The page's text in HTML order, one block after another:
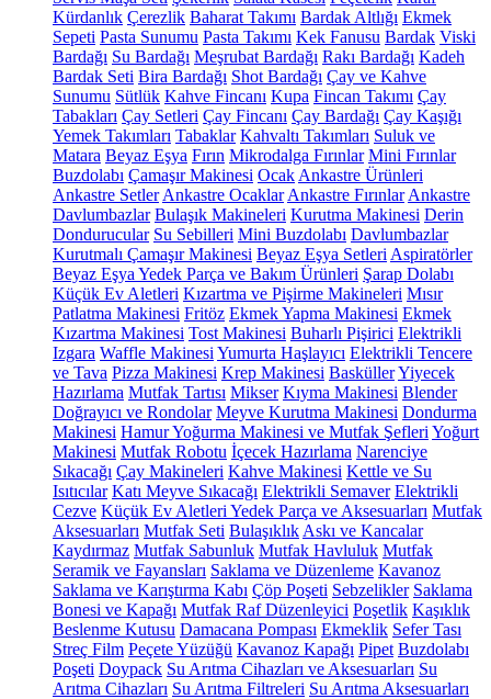
Kürdanlık Çerezlik Baharat Takımı Bardak Altlığı Ekmek
Sepeti Pasta Sunumu Pasta Takımı Kek Fanusu Bardak Viski
Bardağı Su Bardağı Meşrubat Bardağı Rakı Bardağı Kadeh
Bardak Seti Bira Bardağı Shot Bardağı Çay ve Kahve
Sunumu Sütlük Kahve Fincanı Kupa Fincan Takımı Çay
Tabakları Çay Setleri Çay Fincanı Çay Bardağı Çay Kaşığı
Yemek Takımları Tabaklar Kahvaltı Takımları Suluk ve
Matara Beyaz Eşya Fırın Mikrodalga Fırınlar Mini Fırınlar
Buzdolabı Çamaşır Makinesi Ocak Ankastre Ürünleri
Ankastre Setler Ankastre Ocaklar Ankastre Fırınlar Ankastre
Davlumbazlar Bulaşık Makineleri Kurutma Makinesi Derin
Dondurucular Su Sebilleri Mini Buzdolabı Davlumbazlar
Kurutmalı Çamaşır Makinesi Beyaz Eşya Setleri Aspiratörler
Beyaz Eşya Yedek Parça ve Bakım Ürünleri Şarap Dolabı
Küçük Ev Aletleri Kızartma ve Pişirme Makineleri Mısır
Patlatma Makinesi Fritöz Ekmek Yapma Makinesi Ekmek
Kızartma Makinesi Tost Makinesi Buharlı Pişirici Elektrikli
Izgara Waffle Makinesi Yumurta Haşlayıcı Elektrikli Tencere
ve Tava Pizza Makinesi Krep Makinesi BasküllerYiyecek
Hazırlama Mutfak Tartısı Mikser Kıyma Makinesi Blender
Doğrayıcı ve Rondolar Meyve Kurutma Makinesi Dondurma
Makinesi Hamur Yoğurma Makinesi ve Mutfak Şefleri Yoğurt
Makinesi Mutfak Robotu İçecek Hazırlama Narenciye
Sıkacağı Çay Makineleri Kahve Makinesi Kettle ve Su
Isıtıcılar Katı Meyve Sıkacağı Elektrikli Semaver Elektrikli
Cezve Küçük Ev Aletleri Yedek Parça ve Aksesuarları Mutfak
Aksesuarları Mutfak Seti Bulaşıklık Askı ve Kancalar
Kaydırmaz Mutfak Sabunluk Mutfak Havluluk Mutfak
Seramik ve Fayansları Saklama ve Düzenleme Kavanoz
Saklama ve Karıştırma Kabı Çöp Poşeti Sebzelikler Saklama
Bonesi ve Kapağı Mutfak Raf Düzenleyici Poşetlik Kaşıklık
Beslenme Kutusu Damacana Pompası Ekmeklik Sefer Tası
Streç Film Peçete Yüzüğü Kavanoz Kapağı Pipet Buzdolabı
Poşeti Doypack Su Arıtma Cihazları ve Aksesuarları Su
Arıtma Cihazları Su Arıtma Filtreleri Su Arıtma Aksesuarları